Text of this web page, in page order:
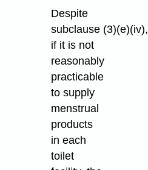
Despite
subclause (3)⁠(e)⁠(iv),
if it is not
reasonably
practicable
to supply
menstrual
products
in each
toilet